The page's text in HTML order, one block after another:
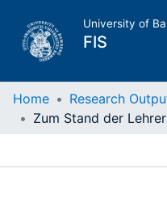
University of
FIS
Home
Home Research